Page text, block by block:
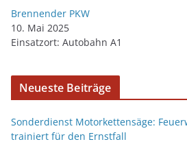
Brennender PKW
10. Mai 2025
Einsatzort: Autobahn A1
Neueste Beiträge
Sonderdienst Motorkettensäge:
trainiert für den Ernstfall